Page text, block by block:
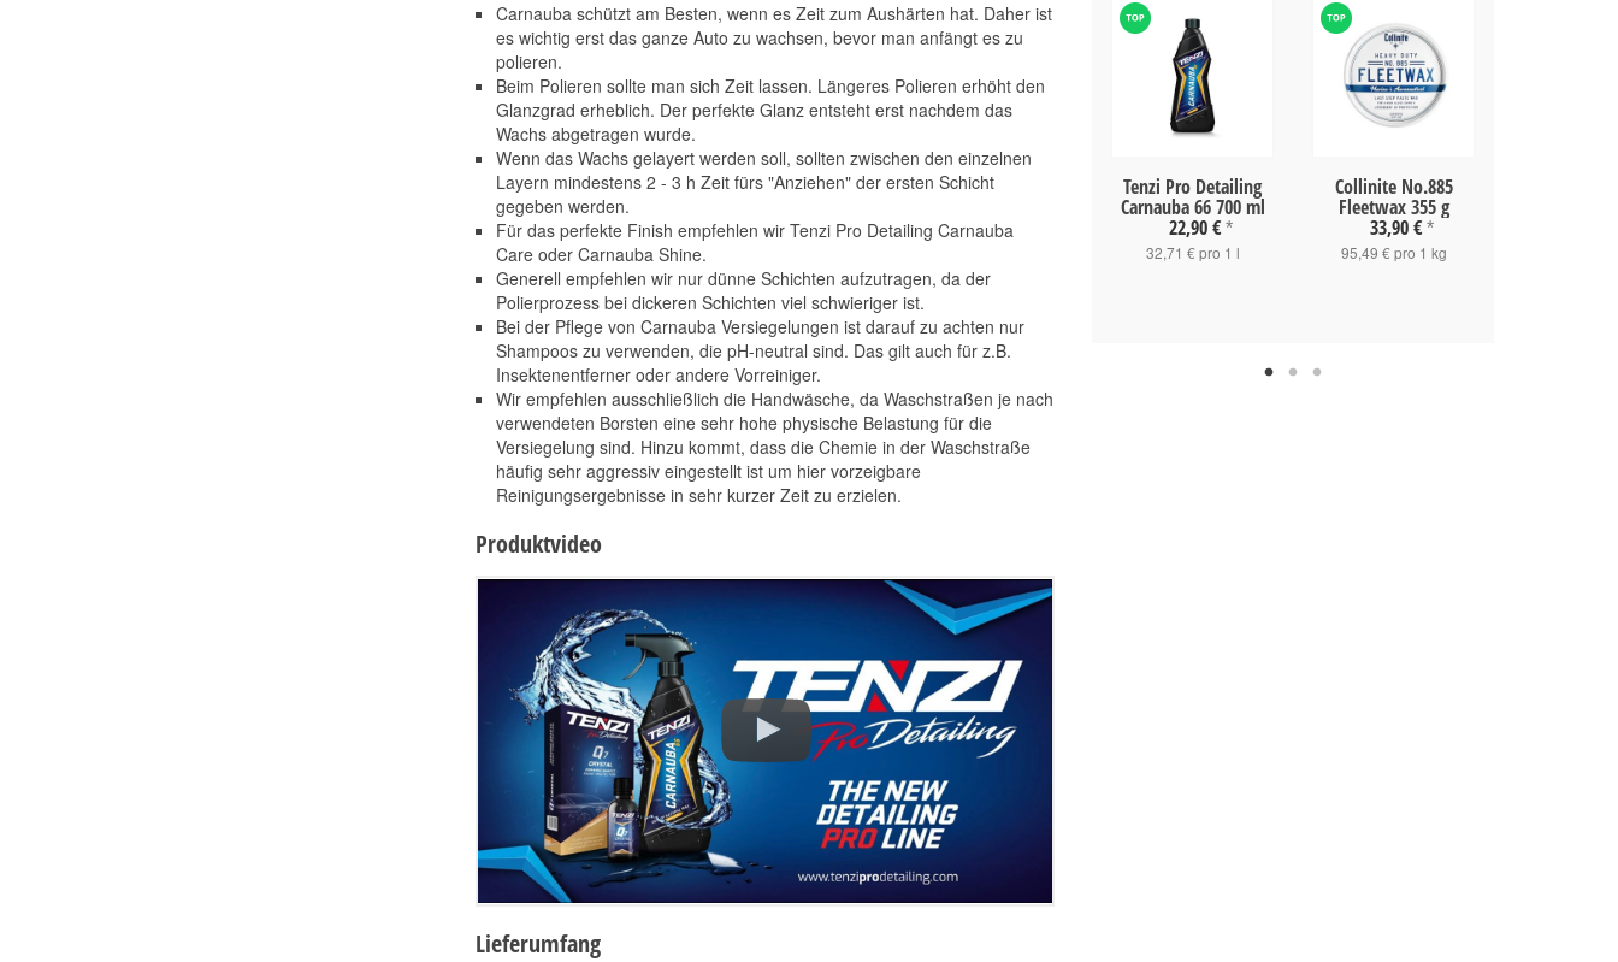
Carnauba schützt am Besten, wenn es Zeit zum Aushärten hat. Daher ist
es wichtig erst das ganze Auto zu wachsen, bevor man anfängt es zu
polieren.
Beim Polieren sollte man sich Zeit lassen. Längeres Polieren erhöht den
Glanzgrad erheblich. Der perfekte Glanz entsteht erst nachdem das
Wachs abgetragen wurde.
Wenn das Wachs gelayert werden soll, sollten zwischen den einzelnen
Layern mindestens 2 - 3 h Zeit fürs "Anziehen" der ersten Schicht
gegeben werden.
Für das perfekte Finish empfehlen wir Tenzi Pro Detailing Carnauba
Care oder Carnauba Shine.
Generell empfehlen wir nur dünne Schichten aufzutragen, da der
Polierprozess bei dickeren Schichten viel schwieriger ist.
Bei der Pflege von Carnauba Versiegelungen ist darauf zu achten nur
Shampoos zu verwenden, die pH-neutral sind. Das gilt auch für z.B.
Insektenentferner oder andere Vorreiniger.
Wir empfehlen ausschließlich die Handwäsche, da Waschstraßen je nach
verwendeten Borsten eine sehr hohe physische Belastung für die
Versiegelung sind. Hinzu kommt, dass die Chemie in der Waschstraße
häufig sehr aggressiv eingestellt ist um hier vorzeigbare
Reinigungsergebnisse in sehr kurzer Zeit zu erzielen.
Produktvideo
Lieferumfang
Collinite No.870
28,90 € *
Tenzi Pro Detailing
16,90 €
Tenzi Pro Detailing
Carnauba 66 700 ml
22,90 € *
32,71 € pro 1 l
Collinite No.885
Fleetwax 355 g
33,90 € *
95,49 € pro 1 kg